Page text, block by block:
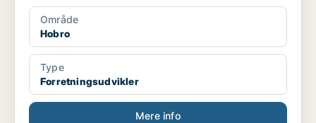
Område
Hobro
Type
Forretningsudvikler
Mere info